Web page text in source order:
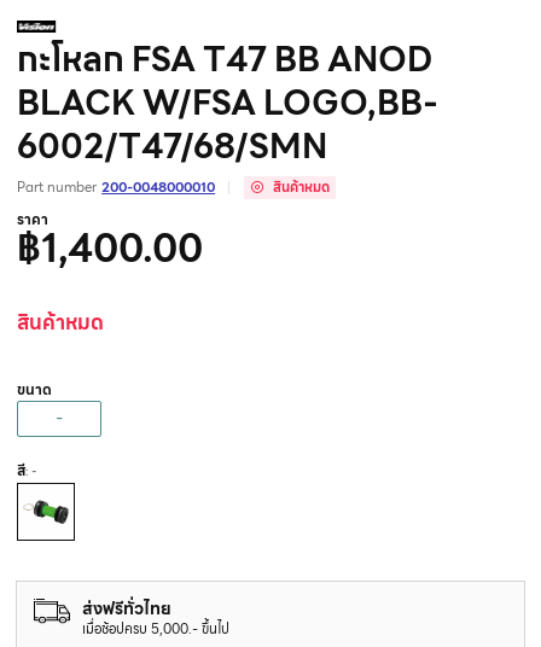
กะโหลก FSA T47 BB ANOD
BLACK W/FSA LOGO,BB-
6002/T47/68/SMN
Part number 200-0048000010 สินค้าหมด
ราคา
฿1,400.00
สินค้าหมด
ขนาด
-
สี: -
ส่งฟรีทั่วไทย
เมื่อช้อปครบ 5,000.- ขึ้นไป